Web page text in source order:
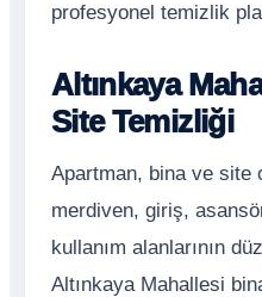
profesyonel temizlik
Altınkaya
Site Temizliği
Apartman, bina ve site
merdiven, giriş,
kullanım alanlarının
Altınkaya Mahallesi